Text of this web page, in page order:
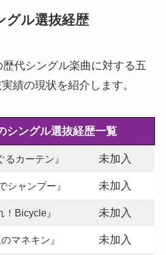
グル選抜経歴
代シングル楽曲に対する五
績の現状を紹介します。
シングル選抜経歴一覧
カーテン』 未加入
シャンプー』 未加入
Bicycle』 未加入
マネキン』 未加入